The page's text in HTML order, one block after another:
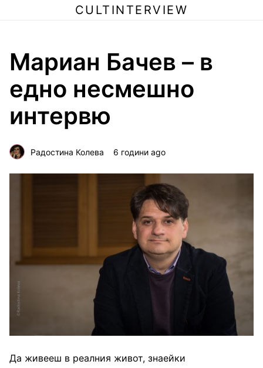
CULTINTERVIEW
Мариан Бачев – в
едно несмешно
интервю
Радостина Колева 6 години ago
Да живееш в реалния живот, знаейки